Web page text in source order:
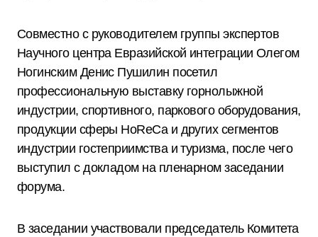
Совместно с руководителем группы экспертов
Научного центра Евразийской интеграции Олегом
Ногинским Денис Пушилин посетил
профессиональную выставку горнолыжной
индустрии, спортивного, паркового оборудования,
продукции сферы HoReCa и других сегментов
индустрии гостеприимства и туризма, после чего
выступил с докладом на пленарном заседании
форума.
В заседании участвовали председатель Комитета